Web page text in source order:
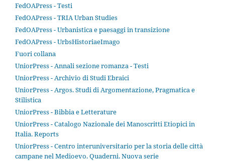
FedOAPress - Testi
FedOAPress - TRIA Urban Studies
FedOAPress - Urbanistica e paesaggi in transizione
FedOAPress - UrbsHistoriaeImago
Fuori collana
UniorPress - Annali sezione romanza - Testi
UniorPress - Archivio di Studi Ebraici
UniorPress - Argos. Studi di Argomentazione, Pragmatica e
Stilistica
UniorPress - Bibbia e Letterature
UniorPress - Catalogo Nazionale dei Manoscritti Etiopici in
Italia. Reports
UniorPress - Centro interuniversitario per la storia delle città
campane nel Medioevo. Quaderni. Nuova serie